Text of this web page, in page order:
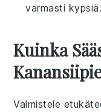
varmasti kypsiä.
Kuinka
Valmistele